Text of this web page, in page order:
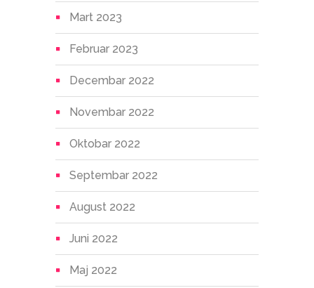
Mart 2023
Februar 2023
Decembar 2022
Novembar 2022
Oktobar 2022
Septembar 2022
August 2022
Juni 2022
Maj 2022